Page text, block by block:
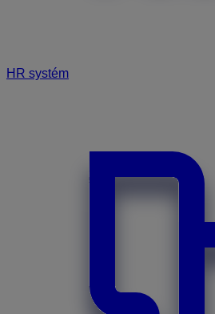
HR systém